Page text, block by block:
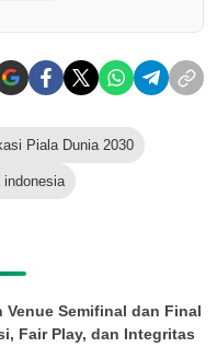
Piala Dunia 2030
indonesia
Semifinal dan Final
Fair Play, dan Integritas